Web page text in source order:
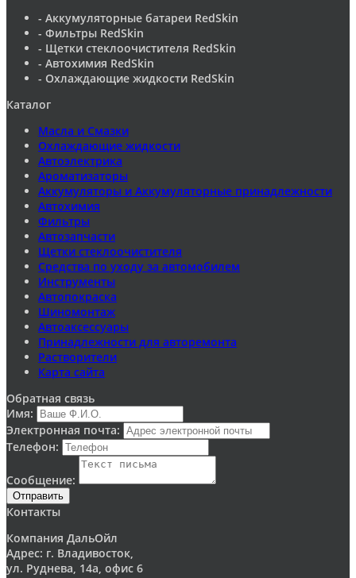
- Аккумуляторные батареи RedSkin
- Фильтры RedSkin
- Щетки стеклоочистителя RedSkin
- Автохимия RedSkin
- Охлаждающие жидкости RedSkin
Каталог
Масла и Смазки
Охлаждающие жидкости
Автоэлектрика
Ароматизаторы
Аккумуляторы и Аккумуляторные принадлежности
Автохимия
Фильтры
Автозапчасти
Щетки стеклоочистителя
Средства по уходу за автомобилем
Инструменты
Автопокраска
Шиномонтаж
Автоаксессуары
Принадлежности для авторемонта
Растворители
Карта сайта
Обратная связь
Имя:
Электронная почта:
Телефон:
Сообщение:
Отправить
Контакты
Компания ДальОйл
Адрес: г. Владивосток,
ул. Руднева, 14а, офис 6